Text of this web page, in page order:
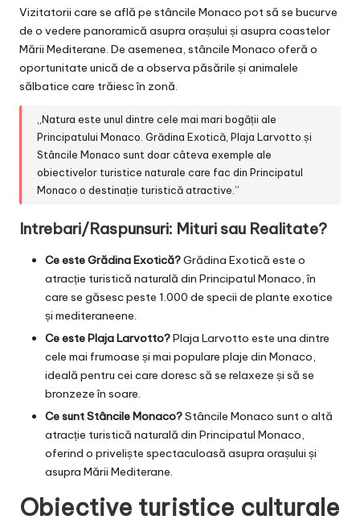
Vizitatorii care se află pe stâncile Monaco pot să se bucurve
de o vedere panoramică asupra orașului și asupra coastelor
Mării Mediterane. De asemenea, stâncile Monaco oferă o
oportunitate unică de a observa păsările și animalele
sălbatice care trăiesc în zonă.
„Natura este unul dintre cele mai mari bogății ale
Principatului Monaco. Grădina Exotică, Plaja Larvotto și
Stâncile Monaco sunt doar câteva exemple ale
obiectivelor turistice naturale care fac din Principatul
Monaco o destinație turistică atractive.”
Intrebari/Raspunsuri: Mituri sau Realitate?
Ce este Grădina Exotică?Grădina Exotică este o
atracție turistică naturală din Principatul Monaco, în
care se găsesc peste 1.000 de specii de plante exotice
și mediteraneene.
Ce este Plaja Larvotto?Plaja Larvotto este una dintre
cele mai frumoase și mai populare plaje din Monaco,
ideală pentru cei care doresc să se relaxeze și să se
bronzeze în soare.
Ce sunt Stâncile Monaco?Stâncile Monaco sunt o altă
atracție turistică naturală din Principatul Monaco,
oferind o priveliște spectaculoasă asupra orașului și
asupra Mării Mediterane.
Obiective turistice culturale